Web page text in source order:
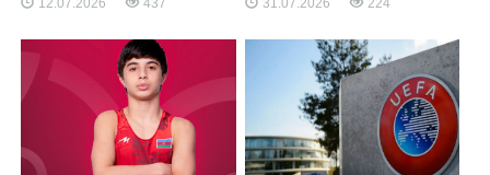
ölümünün səbəbi barədə məlumat
dərin kədər hissi ilə bildiririk. Klub
onun həyat yoldaşına
12.07.2026 437
stadionunda keçirilən qarşılaşmada
tutan ilk görüşdə də tərəflər fərqlənə
bilməmişdilər
31.07.2026 224